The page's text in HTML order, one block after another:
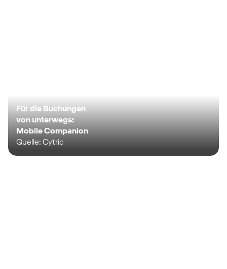
Für die Buchungen
von unterwegs:
Mobile Companion
Quelle: Cytric